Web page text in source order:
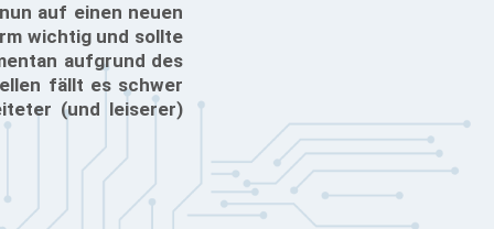
auf einen neuen
wichtig und sollte
aufgrund des
fällt es schwer
(und leiserer)